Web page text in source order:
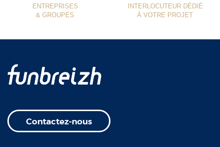
ENTREPRISES
& GROUPES
INTERLOCUTEUR DÉDIÉ
À VOTRE PROJET
Contactez-nous